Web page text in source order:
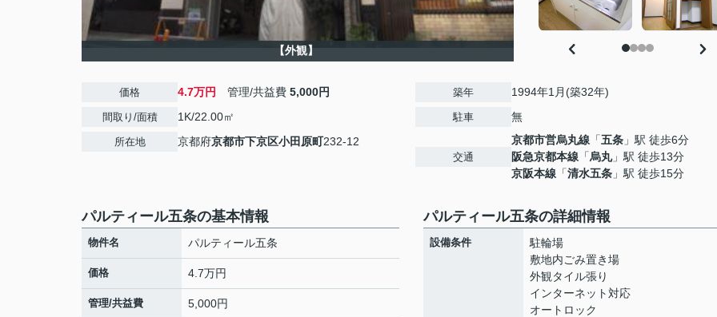
【外観】
価格 4.7万円 管理/共益費 5,000円
間取り/面積 1K/22.00㎡
所在地 京都府京都市下京区小田原町232-12
築年 1994年1月(築32年)
駐車 無
交通
京都市営烏丸線 「五条 」駅 徒歩6分
阪急京都本線 「烏丸」駅 徒歩13分
京阪本線 「清水五条 」駅 徒歩15分
パルティール五条の基本情報
物件名 パルティール五条
価格 4.7万円
管理/共益費 5,000円
パルティール五条の詳細情報
設備条件
駐輪場
敷地内ごみ置き場
外観タイル張り
インターネット対応
オートロック